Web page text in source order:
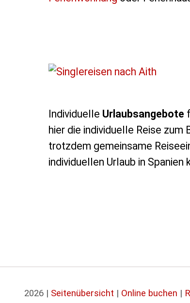
Individuelle Urlaubsangebote
hier die individuelle Reise zum
trotzdem gemeinsame
individuellen Urlaub in Spanien
2026 | Seitenübersicht | Online buchen |